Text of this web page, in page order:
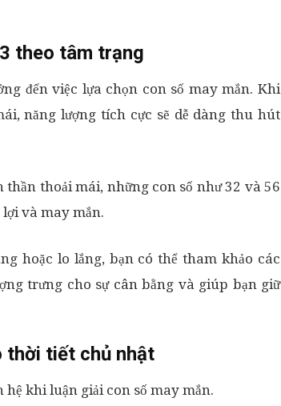
theo tâm trạng
đến việc lựa chọn con số may mắn. Khi
năng lượng tích cực sẽ dễ dàng thu hút
thoải mái, những con số như 32 và 56
và may mắn.
hoặc lo lắng, bạn có thể tham khảo các
trưng cho sự cân bằng và giúp bạn giữ
thời tiết chủ nhật
khi luận giải con số may mắn.